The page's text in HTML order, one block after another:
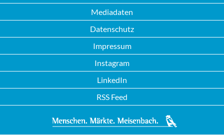
Mediadaten
Datenschutz
Impressum
Instagram
LinkedIn
RSS Feed